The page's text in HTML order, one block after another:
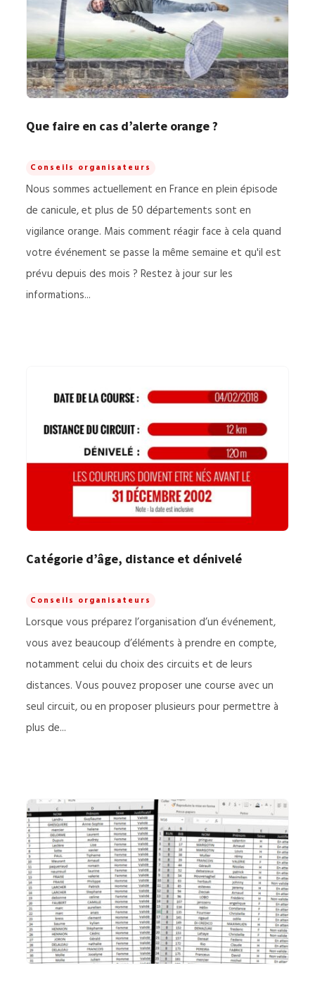
Que faire en cas d’alerte orange ?
Conseils organisateurs
Nous sommes actuellement en France en plein épisode
de canicule, et plus de 50 départements sont en
vigilance orange. Mais comment réagir face à cela quand
votre événement se passe la même semaine et qu'il est
prévu depuis des mois ? Restez à jour sur les
informations...
Catégorie d’âge, distance et dénivelé
Conseils organisateurs
Lorsque vous préparez l’organisation d’un événement,
vous avez beaucoup d’éléments à prendre en compte,
notamment celui du choix des circuits et de leurs
distances. Vous pouvez proposer une course avec un
seul circuit, ou en proposer plusieurs pour permettre à
plus de...